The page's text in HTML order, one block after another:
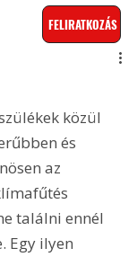
FELIRATKOZÁS
közül
és
az
találni ennél
Egy ilyen